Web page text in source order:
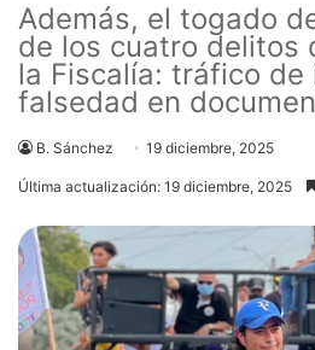
Además, el togado
de los cuatro delitos
la Fiscalía: tráfico de
falsedad en
B. Sánchez 19 diciembre, 2025
Última actualización: 19 diciembre, 2025